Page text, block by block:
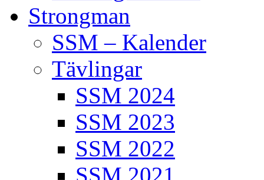
Strongman
SSM – Kalender
Tävlingar
SSM 2024
SSM 2023
SSM 2022
SSM 2021